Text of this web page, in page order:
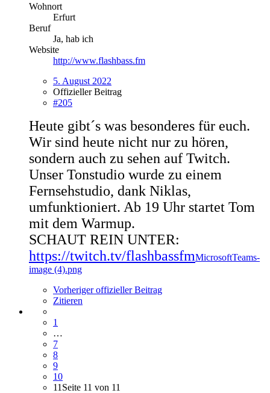
Wohnort
Erfurt
Beruf
Ja, hab ich
Website
http://www.flashbass.fm
5. August 2022
Offizieller Beitrag
#205
Heute gibt´s was besonderes für euch.
Wir sind heute nicht nur zu hören,
sondern auch zu sehen auf Twitch.
Unser Tonstudio wurde zu einem
Fernsehstudio, dank Niklas,
umfunktioniert. Ab 19 Uhr startet Tom
mit dem Warmup.
SCHAUT REIN UNTER:
https://twitch.tv/flashbassfmMicrosoftTeams-
image (4).png
Vorheriger offizieller Beitrag
Zitieren
1
…
7
8
9
10
11 Seite 11 von 11